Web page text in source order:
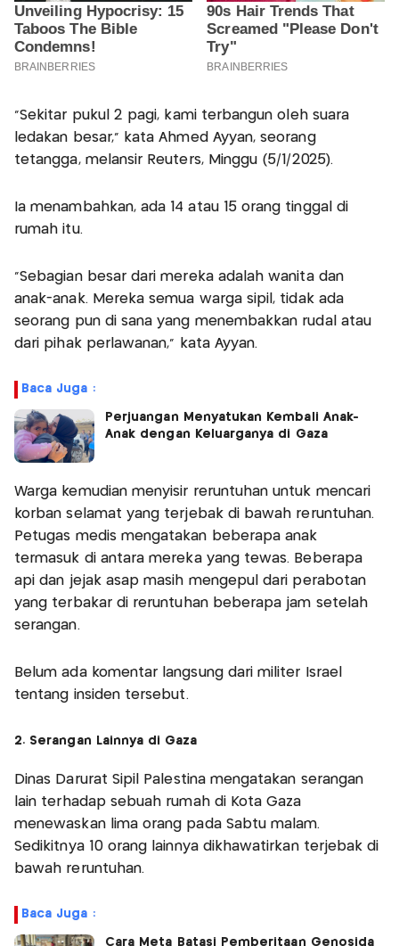
"Sekitar pukul 2 pagi, kami terbangun oleh suara
ledakan besar," kata Ahmed Ayyan, seorang
tetangga, melansir Reuters, Minggu (5/1/2025).
Ia menambahkan, ada 14 atau 15 orang tinggal di
rumah itu.
"Sebagian besar dari mereka adalah wanita dan
anak-anak. Mereka semua warga sipil, tidak ada
seorang pun di sana yang menembakkan rudal atau
dari pihak perlawanan," kata Ayyan.
Baca Juga :
Perjuangan Menyatukan Kembali Anak-
Anak dengan Keluarganya di Gaza
Warga kemudian menyisir reruntuhan untuk mencari
korban selamat yang terjebak di bawah reruntuhan.
Petugas medis mengatakan beberapa anak
termasuk di antara mereka yang tewas. Beberapa
api dan jejak asap masih mengepul dari perabotan
yang terbakar di reruntuhan beberapa jam setelah
serangan.
Belum ada komentar langsung dari militer Israel
tentang insiden tersebut.
2. Serangan Lainnya di Gaza
Dinas Darurat Sipil Palestina mengatakan serangan
lain terhadap sebuah rumah di Kota Gaza
menewaskan lima orang pada Sabtu malam.
Sedikitnya 10 orang lainnya dikhawatirkan terjebak di
bawah reruntuhan.
Baca Juga :
Cara Meta Batasi Pemberitaan Genosida